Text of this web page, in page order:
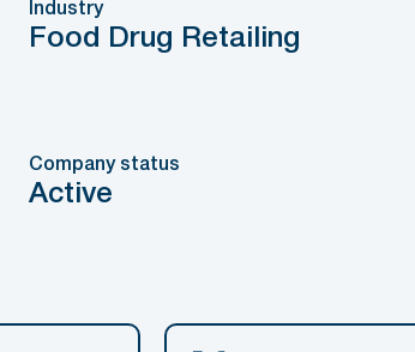
Industry
Food Drug Retailing
Company status
Active